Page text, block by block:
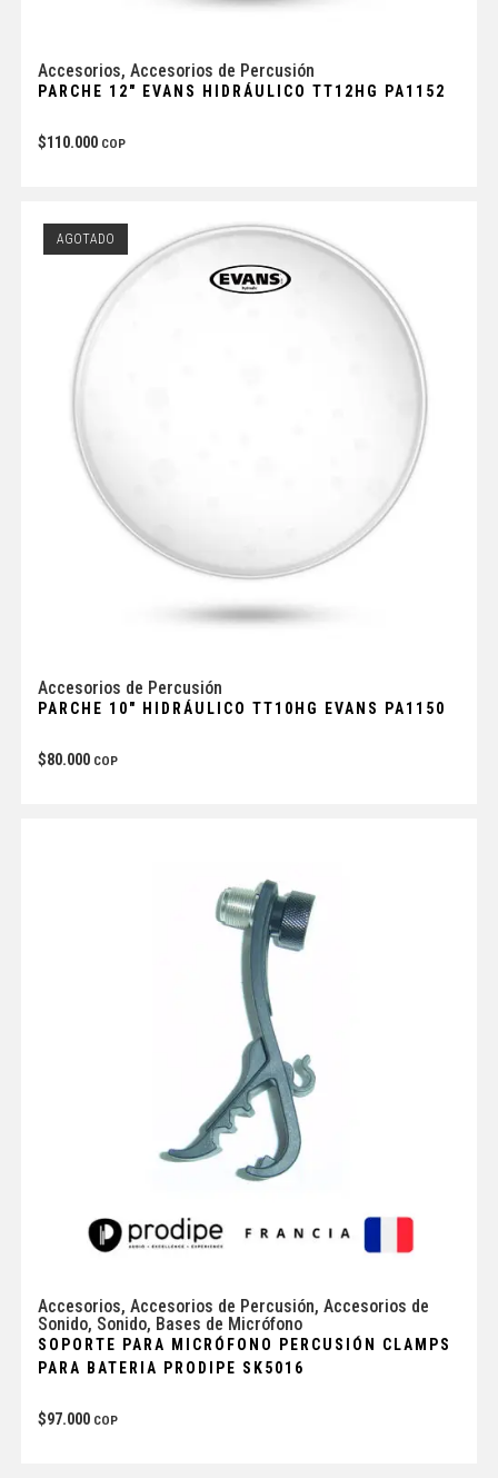
Accesorios, Accesorios de Percusión
PARCHE 12″ EVANS HIDRÁULICO TT12HG PA1152
$110.000 COP
AGOTADO
Accesorios de Percusión
PARCHE 10″ HIDRÁULICO TT10HG EVANS PA1150
$80.000 COP
Accesorios, Accesorios de Percusión, Accesorios de
Sonido, Sonido, Bases de Micrófono
SOPORTE PARA MICRÓFONO PERCUSIÓN CLAMPS
PARA BATERIA PRODIPE SK5016
$97.000 COP